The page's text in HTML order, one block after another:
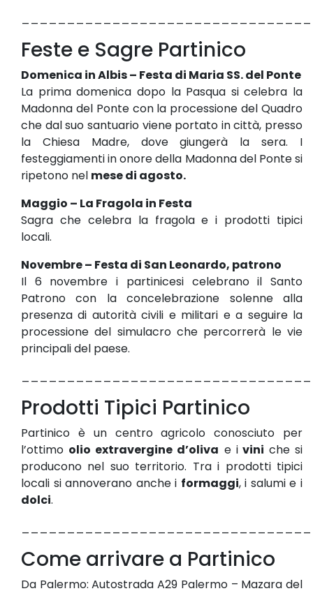
Feste e Sagre Partinico
Domenica in Albis – Festa di Maria SS. del Ponte
La prima domenica dopo la Pasqua si celebra la
Madonna del Ponte con la processione del Quadro
che dal suo santuario viene portato in città, presso
la Chiesa Madre, dove giungerà la sera. I
festeggiamenti in onore della Madonna del Ponte si
ripetono nel mese di agosto.
Maggio – La Fragola in Festa
Sagra che celebra la fragola e i prodotti tipici
locali.
Novembre – Festa di San Leonardo, patrono
Il 6 novembre i partinicesi celebrano il Santo
Patrono con la concelebrazione solenne alla
presenza di autorità civili e militari e a seguire la
processione del simulacro che percorrerà le vie
principali del paese.
Prodotti Tipici Partinico
Partinico è un centro agricolo conosciuto per
l’ottimo olio extravergine d’oliva e ivini che si
producono nel suo territorio. Tra i prodotti tipici
locali si annoverano anche i formaggi, i salumi e i
dolci.
Come arrivare a Partinico
Da Palermo: Autostrada A29 Palermo – Mazara del